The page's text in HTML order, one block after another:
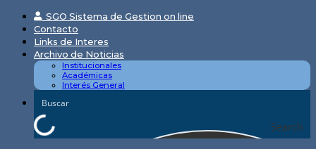
Skip
content
SGO Sistema de Gestion on line
Contacto
Links de Interes
Archivo de Noticias
Institucionales
Académicas
Interés General
Search